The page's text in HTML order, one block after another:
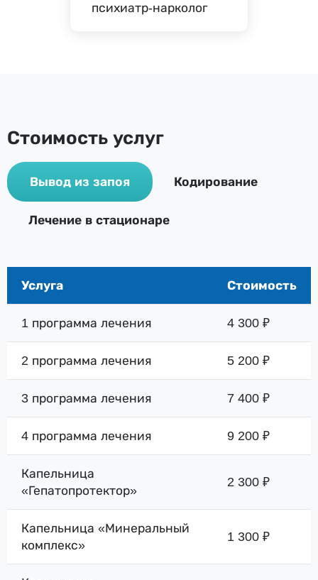
психиатр-нарколог
Стоимость услуг
Вывод из запоя Кодирование
Лечение в стационаре
Услуга Стоимость
1 программа лечения 4 300 ₽
2 программа лечения 5 200 ₽
3 программа лечения 7 400 ₽
4 программа лечения 9 200 ₽
Капельница
«Гепатопротектор»
2 300 ₽
Капельница «Минеральный
комплекс»
1 300 ₽